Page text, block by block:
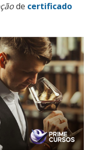
de certificado